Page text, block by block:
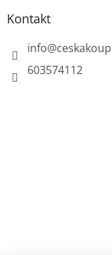
Kontakt
info@
603574112